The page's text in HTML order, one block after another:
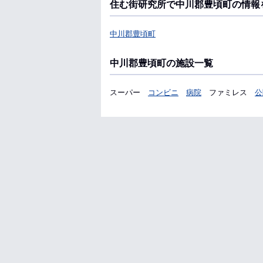
住む街研究所で中川郡豊頃町の情報
中川郡豊頃町
中川郡豊頃町の施設一覧
スーパー コンビニ 病院 ファミレス